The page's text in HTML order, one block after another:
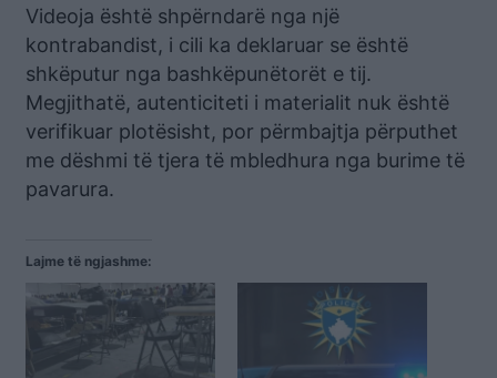
Videoja është shpërndarë nga një
kontrabandist, i cili ka deklaruar se është
shkëputur nga bashkëpunëtorët e tij.
Megjithatë, autenticiteti i materialit nuk është
verifikuar plotësisht, por përmbajtja përputhet
me dëshmi të tjera të mbledhura nga burime të
pavarura.
Lajme të ngjashme: